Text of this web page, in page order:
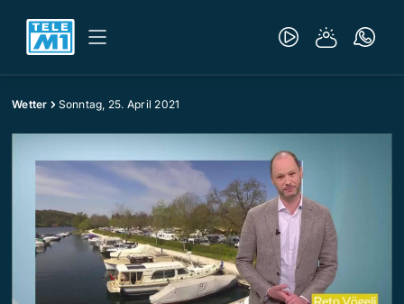
Wetter Sonntag, 25. April 2021